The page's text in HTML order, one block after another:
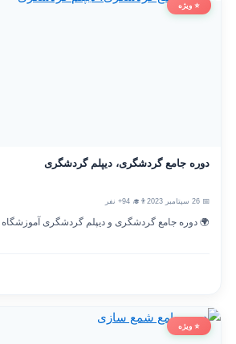
⭐ ویژه
دوره جامع گردشگری، دیپلم گردشگری
👨‍🎓 94+ نفر
🌍 دوره جامع گردشگری و دیپلم گردشگری آموزشگاه
⭐ ویژه